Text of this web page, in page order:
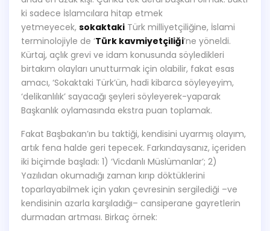
ki sadece İslamcılara hitap etmek
yetmeyecek, sokaktaki Türk milliyetçiliğine, İslami
terminolojiyle de ‘Türk kavmiyetçiliği’ne yöneldi.
Kürtaj, açlık grevi ve idam konusunda söyledikleri
birtakım olayları unutturmak için olabilir, fakat esas
amacı, ‘Sokaktaki Türk’ün, hadi kibarca söyleyeyim,
‘delikanlılık’ sayacağı şeyleri söyleyerek-yaparak
Başkanlık oylamasında ekstra puan toplamak.
Fakat Başbakan’ın bu taktiği, kendisini uyarmış olayım,
artık fena halde geri tepecek. Farkındaysanız, içeriden
iki biçimde başladı: 1) ‘Vicdanlı Müslümanlar’; 2)
Yazılıdan okumadığı zaman kırıp döktüklerini
toparlayabilmek için yakın çevresinin sergilediği –ve
kendisinin azarla karşıladığı– cansiperane gayretlerin
durmadan artması. Birkaç örnek: